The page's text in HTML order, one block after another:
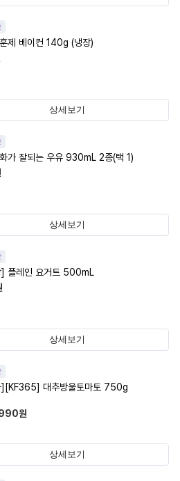
제 베이컨 140g (냉장)
상세보기
가 잘되는 우유 930mL 2종(택 1)
상세보기
] 플레인 요거트 500mL
상세보기
][KF365] 대추방울토마토 750g
원
상세보기